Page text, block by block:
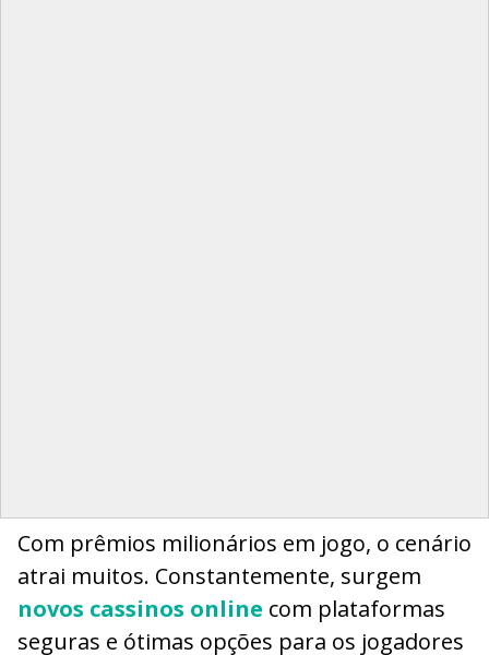
Com prêmios milionários em jogo, o cenário
atrai muitos. Constantemente, surgem
novos cassinos online com plataformas
seguras e ótimas opções para os jogadores